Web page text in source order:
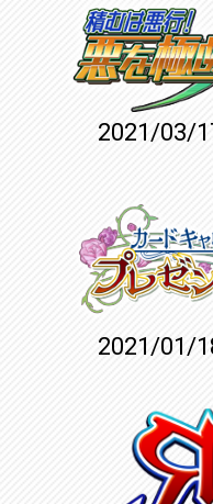
2021/03/
2021/01/